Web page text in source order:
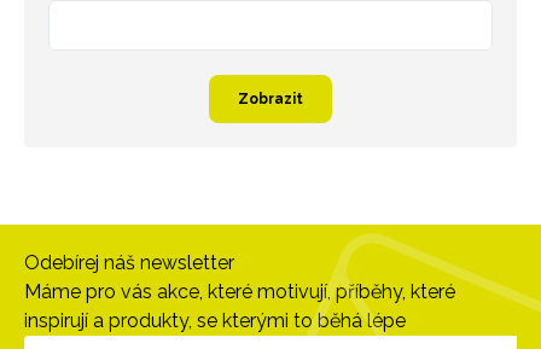
Zobrazit
Odebírej náš newsletter
Máme pro vás akce, které motivují, příběhy, které
inspirují a produkty, se kterými to běhá lépe